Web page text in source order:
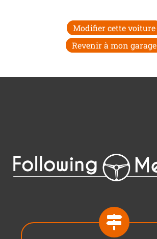
Modifier cette voiture
Revenir à mon garage